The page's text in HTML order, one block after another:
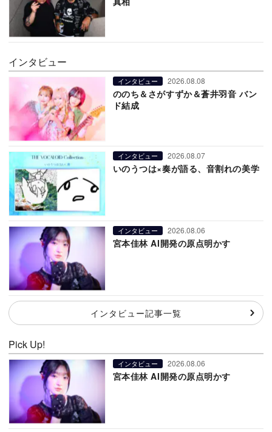
インタビュー
インタビュー 2026.08.08
ののち＆さがすずか＆蒼井羽音 バン
ド結成
インタビュー 2026.08.07
いのうつは×奏が語る、音割れの美学
インタビュー 2026.08.06
宮本佳林 AI開発の原点明かす
インタビュー記事一覧
Pick Up!
インタビュー 2026.08.06
宮本佳林 AI開発の原点明かす